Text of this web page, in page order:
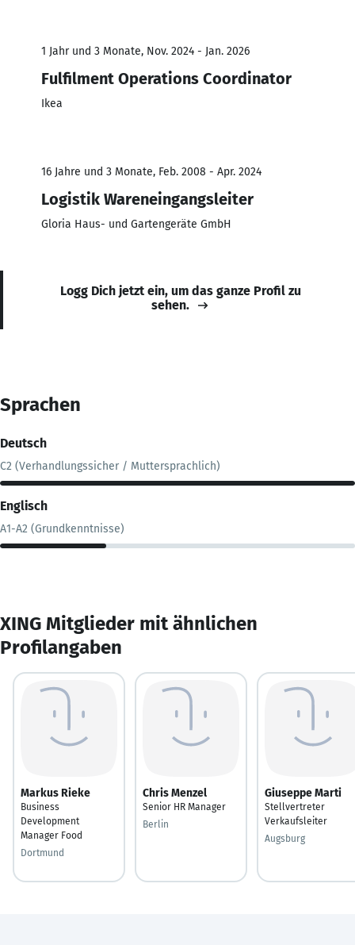
1 Jahr und 3 Monate, Nov. 2024 - Jan. 2026
Fulfilment Operations Coordinator
Ikea
16 Jahre und 3 Monate, Feb. 2008 - Apr. 2024
Logistik Wareneingangsleiter
Gloria Haus- und Gartengeräte GmbH
Logg Dich jetzt ein, um das ganze Profil zu
sehen.
Sprachen
Deutsch
C2 (Verhandlungssicher / Muttersprachlich)
Englisch
A1-A2 (Grundkenntnisse)
XING Mitglieder mit ähnlichen
Profilangaben
Markus Rieke
Business
Development
Manager Food
Dortmund
Chris Menzel
Senior HR Manager
Berlin
Giuseppe Marti
Stellvertreter
Verkaufsleiter
Augsburg